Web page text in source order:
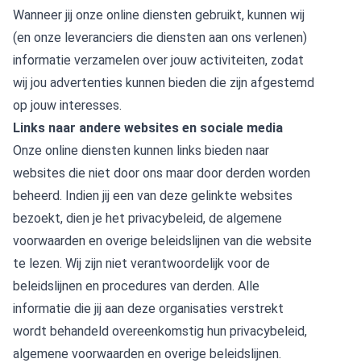
Wanneer jij onze online diensten gebruikt, kunnen wij
(en onze leveranciers die diensten aan ons verlenen)
informatie verzamelen over jouw activiteiten, zodat
wij jou advertenties kunnen bieden die zijn afgestemd
op jouw interesses.
Links naar andere websites en sociale media
Onze online diensten kunnen links bieden naar
websites die niet door ons maar door derden worden
beheerd. Indien jij een van deze gelinkte websites
bezoekt, dien je het privacybeleid, de algemene
voorwaarden en overige beleidslijnen van die website
te lezen. Wij zijn niet verantwoordelijk voor de
beleidslijnen en procedures van derden. Alle
informatie die jij aan deze organisaties verstrekt
wordt behandeld overeenkomstig hun privacybeleid,
algemene voorwaarden en overige beleidslijnen.